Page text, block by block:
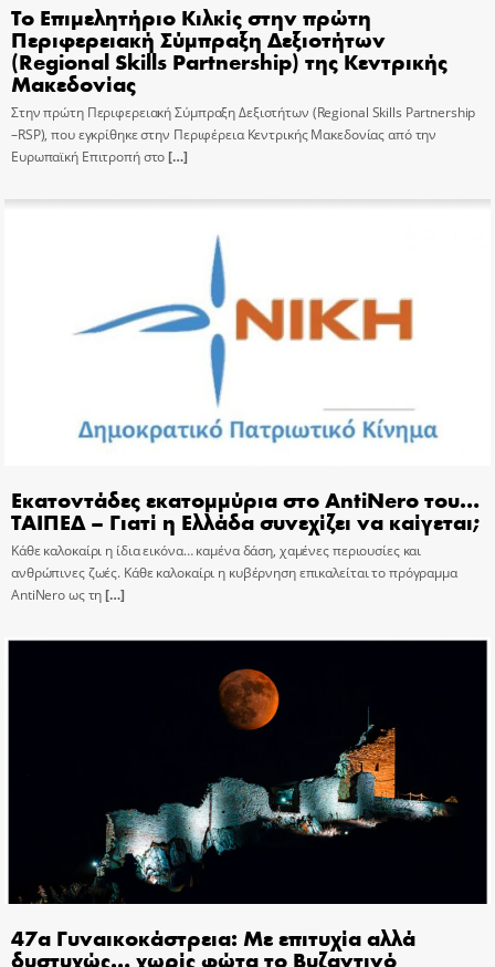
Το Επιμελητήριο Κιλκίς στην πρώτη
Περιφερειακή Σύμπραξη Δεξιοτήτων
(Regional Skills Partnership) της Κεντρικής
Μακεδονίας
Στην πρώτη Περιφερειακή Σύμπραξη Δεξιοτήτων (Regional Skills Partnership
–RSP), που εγκρίθηκε στην Περιφέρεια Κεντρικής Μακεδονίας από την
Ευρωπαϊκή Επιτροπή στο[…]
Εκατοντάδες εκατομμύρια στο AntiNero του…
ΤΑΙΠΕΔ – Γιατί η Ελλάδα συνεχίζει να καίγεται;
Κάθε καλοκαίρι η ίδια εικόνα… καμένα δάση, χαμένες περιουσίες και
ανθρώπινες ζωές. Κάθε καλοκαίρι η κυβέρνηση επικαλείται το πρόγραμμα
AntiNero ως τη[…]
47α Γυναικοκάστρεια: Με επιτυχία αλλά
δυστυχώς… χωρίς φώτα το Βυζαντινό